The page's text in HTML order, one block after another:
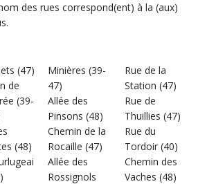
des rues correspond(ent) à la (aux)
(47)
de
(39-
(48)
Minières (39-
47)
Allée des
Pinsons (48)
Chemin de la
Rocaille (47)
Allée des
Rossignols
Rue de la
Station (47)
Rue de
Thuillies (47)
Rue du
Tordoir (40)
Chemin des
Vaches (48)